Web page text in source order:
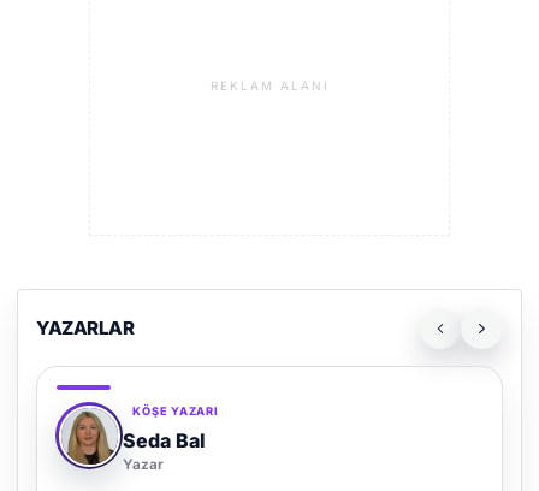
REKLAM ALANI
YAZARLAR
KÖŞE YAZARI
Adem Demir
Yazar